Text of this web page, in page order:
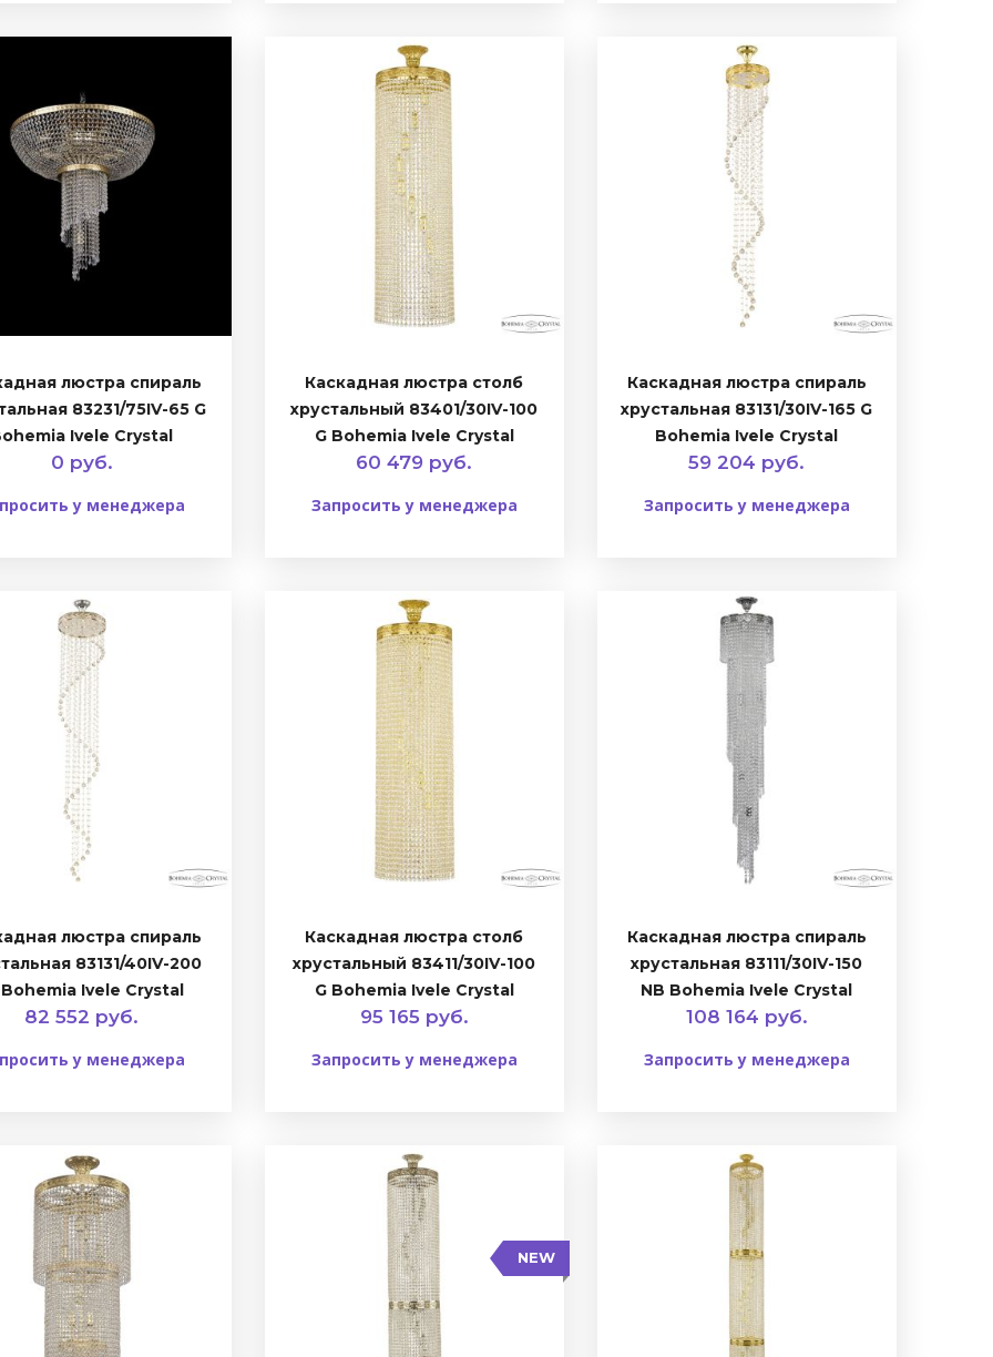
люстра спираль
83231/75IV-65 G
Ivele Crystal
0 руб.
у менеджера
Каскадная люстра столб
хрустальный 83401/30IV-100
G Bohemia Ivele Crystal
60 479 руб.
Запросить у менеджера
Каскадная люстра спираль
хрустальная 83131/30IV-165 G
Bohemia Ivele Crystal
59 204 руб.
Запросить у менеджера
люстра спираль
83131/40IV-200
Ivele Crystal
82 552 руб.
у менеджера
Каскадная люстра столб
хрустальный 83411/30IV-100
G Bohemia Ivele Crystal
95 165 руб.
Запросить у менеджера
Каскадная люстра спираль
хрустальная 83111/30IV-150
NB Bohemia Ivele Crystal
108 164 руб.
Запросить у менеджера
NEW